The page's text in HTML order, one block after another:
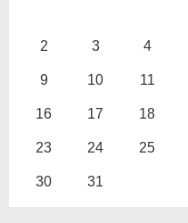
2 3 4
9 10 11
16 17 18
23 24 25
30 31